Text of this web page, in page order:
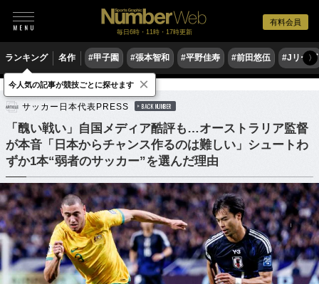
有料会員
毎日6時・11時・17時更新
ランキング 名作 #甲子園 #張本智和 #平野佳寿 #前田悠伍 #Jリーグ
〉
サッカー サッカー日本代表
サッカー日本代表PRESS BACK NUMBER
「醜い戦い」自国メディア酷評も…オーストラリア監督
が本音「日本からチャンス作るのは難しい」シュートわ
ずか1本“弱者のサッカー”を選んだ理由
今人気の記事が競技ごとに探せます ×